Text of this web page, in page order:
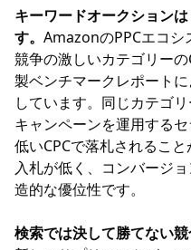
キーワードオークション
す。 AmazonのPPCエコシ
競争の激しいカテゴリー
製ベンチマークレポート
しています。同じカテゴ
キャンペーンを運用する
低いCPCで落札されること
入札が低く、コンバージ
造的な優位性です。
検索では決して勝てない競